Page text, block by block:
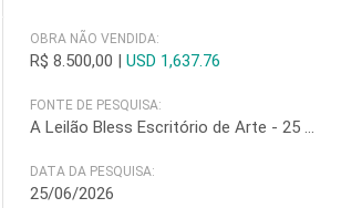
OBRA NÃO VENDIDA:
R$ 8.500,00 |USD 1,637.76
FONTE DE PESQUISA:
DATA DA PESQUISA:
25/06/2026